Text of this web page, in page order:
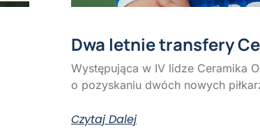
Dwa letnie transfery
Występująca w IV lidze Ceramika
o pozyskaniu dwóch nowych
Czytaj Dalej